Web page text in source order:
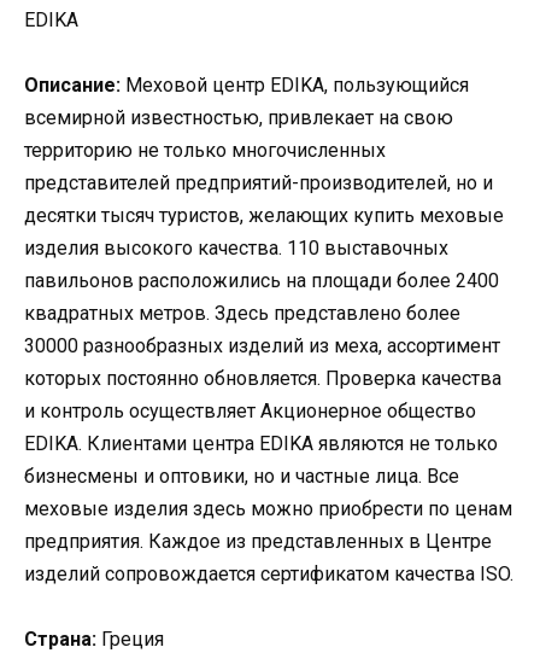
EDIKA
Описание: Меховой центр EDIKA, пользующийся
всемирной известностью, привлекает на свою
территорию не только многочисленных
представителей предприятий-производителей, но и
десятки тысяч туристов, желающих купить меховые
изделия высокого качества. 110 выставочных
павильонов расположились на площади более 2400
квадратных метров. Здесь представлено более
30000 разнообразных изделий из меха, ассортимент
которых постоянно обновляется. Проверка качества
и контроль осуществляет Акционерное общество
EDIKA. Клиентами центрa EDIKA являются не только
бизнесмены и оптовики, но и частные лица. Все
меховые изделия здесь можно приобрести по ценам
предприятия. Каждое из представленных в Центре
изделий сопровождается сертификатом качества ISO.
Страна: Греция